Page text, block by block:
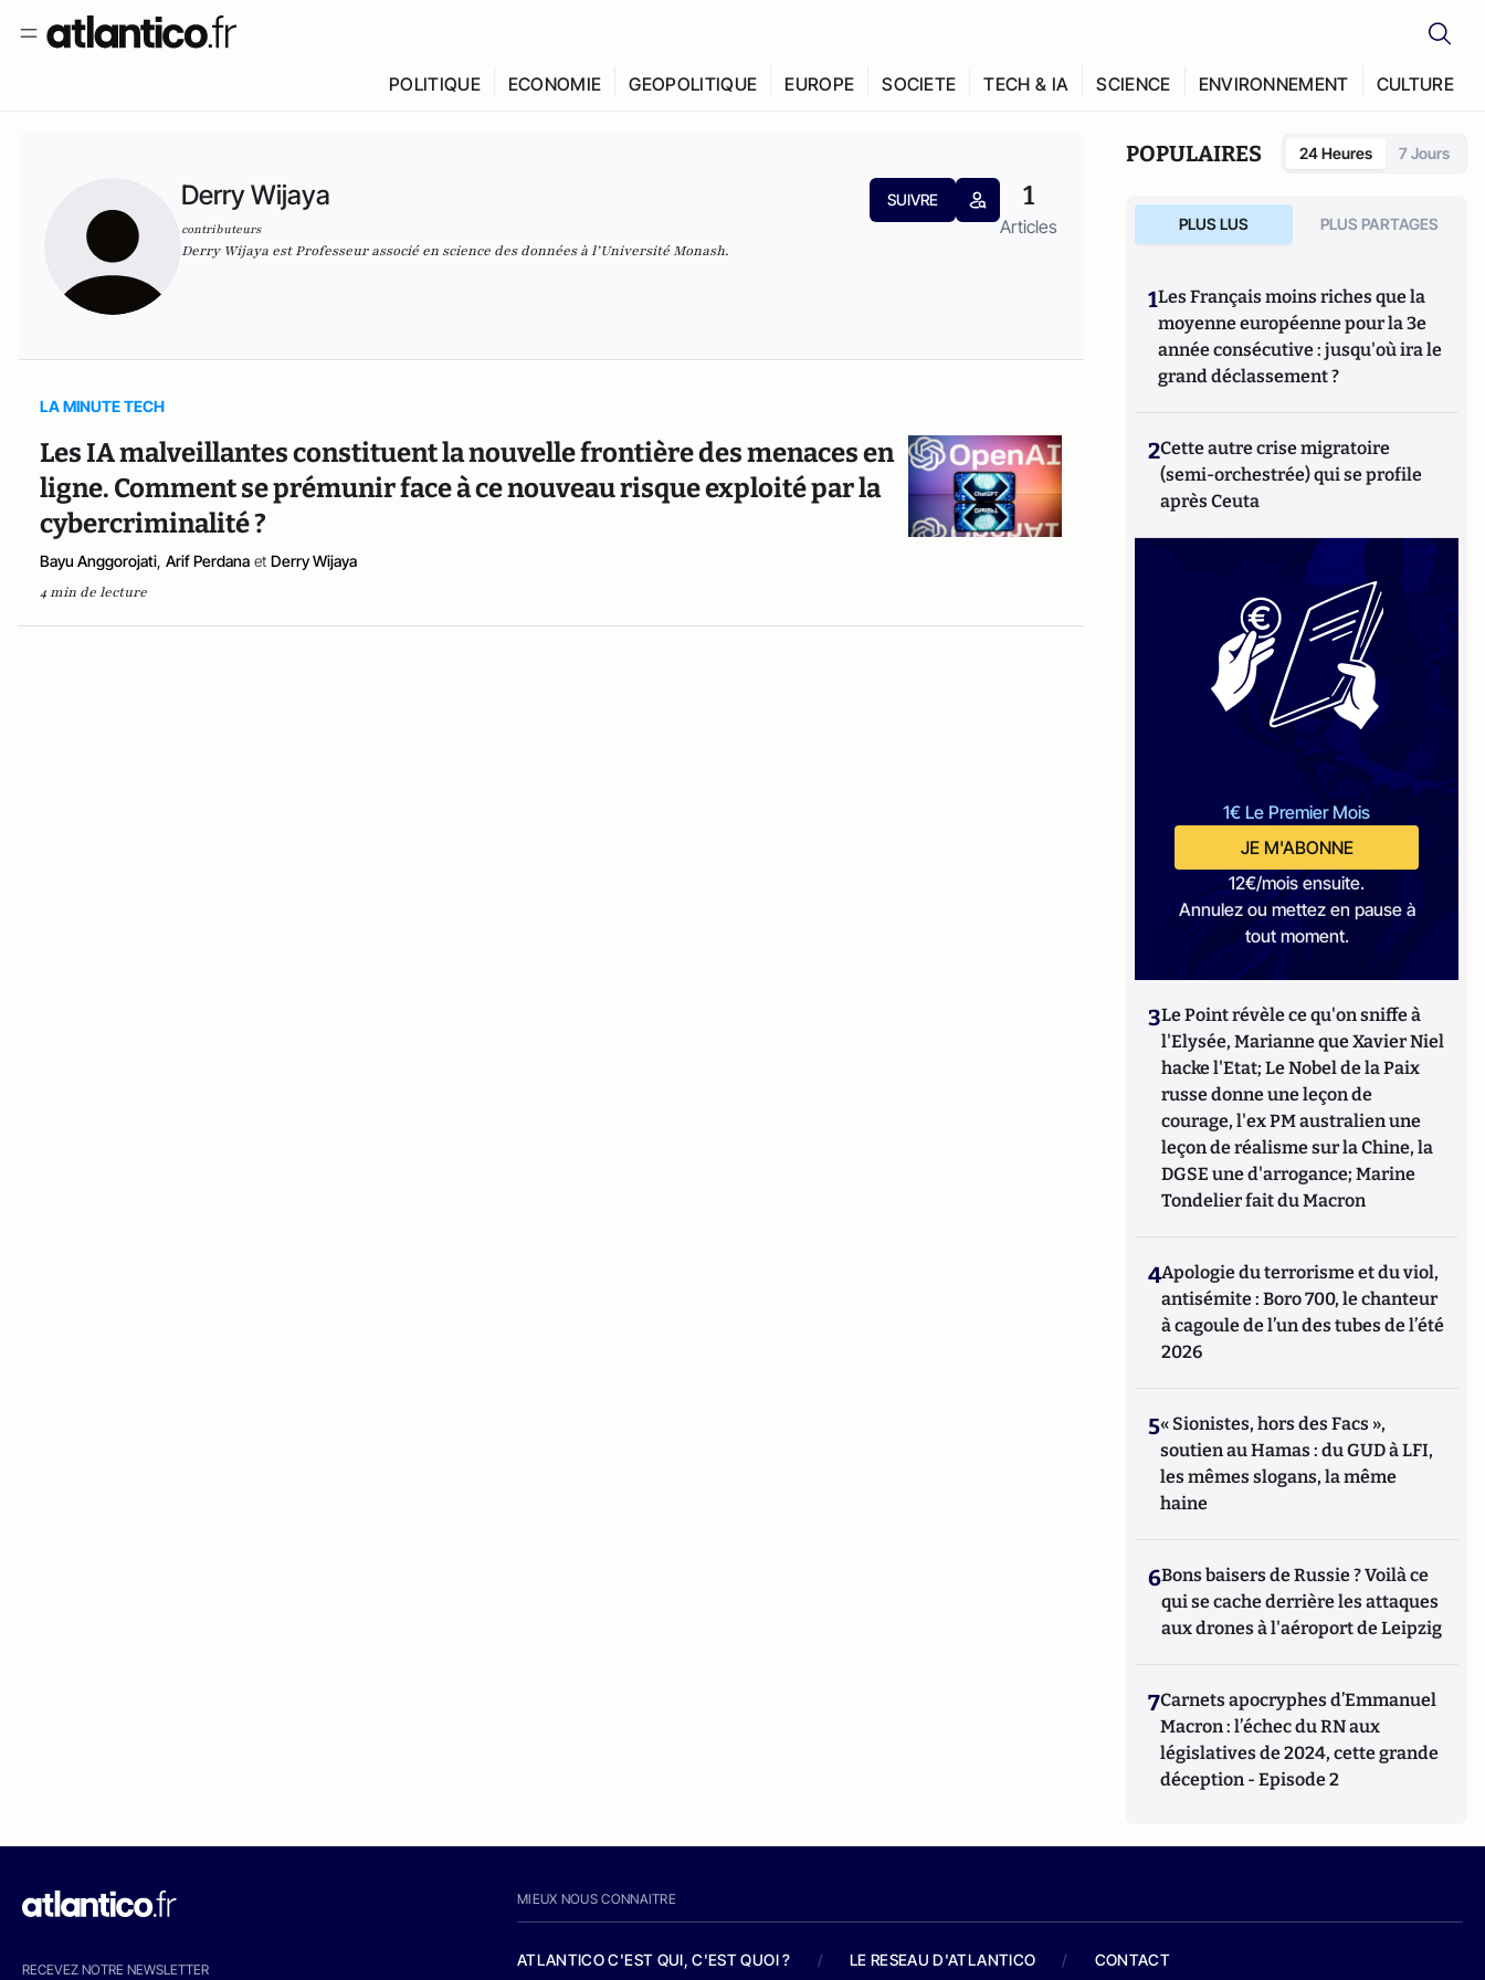
POLITIQUE ECONOMIE GEOPOLITIQUE EUROPE SOCIETE TECH & IA SCIENCE ENVIRONNEMENT CULTURE
Derry Wijaya
contributeurs
SUIVRE 1
Articles
Derry Wijaya est Professeur associé en science des données à l’Université Monash.
LA MINUTE TECH
Les IA malveillantes constituent la nouvelle frontière des menaces en
ligne. Comment se prémunir face à ce nouveau risque exploité par la
cybercriminalité ?
Bayu Anggorojati, Arif Perdana et Derry Wijaya
4 min de lecture
POPULAIRES 24 Heures 7 Jours
PLUS LUS PLUS PARTAGES
1Les Français moins riches que la
moyenne européenne pour la 3e
année consécutive : jusqu'où ira le
grand déclassement ?
2Cette autre crise migratoire
(semi-orchestrée) qui se profile
après Ceuta
1€ Le Premier Mois
JE M'ABONNE
12€/mois ensuite.
Annulez ou mettez en pause à
tout moment.
3Le Point révèle ce qu'on sniffe à
l'Elysée, Marianne que Xavier Niel
hacke l'Etat; Le Nobel de la Paix
russe donne une leçon de
courage, l'ex PM australien une
leçon de réalisme sur la Chine, la
DGSE une d'arrogance; Marine
Tondelier fait du Macron
4Apologie du terrorisme et du viol,
antisémite : Boro 700, le chanteur
à cagoule de l’un des tubes de l’été
2026
5« Sionistes, hors des Facs »,
soutien au Hamas : du GUD à LFI,
les mêmes slogans, la même
haine
6Bons baisers de Russie ? Voilà ce
qui se cache derrière les attaques
aux drones à l'aéroport de Leipzig
7Carnets apocryphes d’Emmanuel
Macron : l’échec du RN aux
législatives de 2024, cette grande
déception - Episode 2
RECEVEZ NOTRE NEWSLETTER
MIEUX NOUS CONNAITRE
ATLANTICO C'EST QUI, C'EST QUOI ? / LE RESEAU D'ATLANTICO / CONTACT